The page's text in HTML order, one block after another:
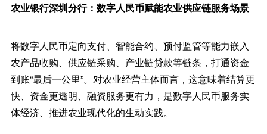
农业银行深圳分行：数字人民币赋能农业供应链服务场景
将数字人民币定向支付、智能合约、预付监管等能力嵌入
农产品收购、供应链采购、产业链贷款等链条，打通资金
到账“最后一公里”。对农业经营主体而言，这意味着结算更
快、资金更透明、融资服务更有力，是数字人民币服务实
体经济、推进农业现代化的生动实践。